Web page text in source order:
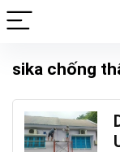
sika chống